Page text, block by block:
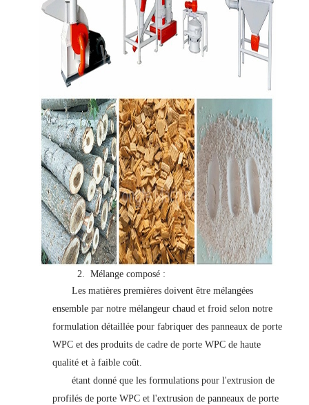
2. Mélange composé :
Les matières premières doivent être mélangées
ensemble par notre mélangeur chaud et froid selon notre
formulation détaillée pour fabriquer des panneaux de porte
WPC et des produits de cadre de porte WPC de haute
qualité et à faible coût.
étant donné que les formulations pour l'extrusion de
profilés de porte WPC et l'extrusion de panneaux de porte